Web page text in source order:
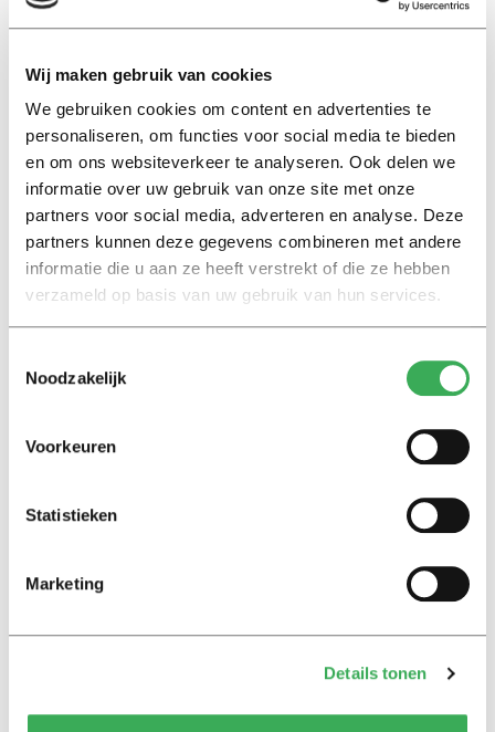
Wij maken gebruik van cookies
We gebruiken cookies om content en advertenties te
personaliseren, om functies voor social media te bieden
en om ons websiteverkeer te analyseren. Ook delen we
informatie over uw gebruik van onze site met onze
partners voor social media, adverteren en analyse. Deze
partners kunnen deze gegevens combineren met andere
informatie die u aan ze heeft verstrekt of die ze hebben
verzameld op basis van uw gebruik van hun services.
Noodzakelijk
Voorkeuren
Statistieken
Marketing
Details tonen
Lees ook
Interview
Marion Koopmans over online
bedreigingen en desinformatie:
‘Wetenschappers, kom die
Hunger Game: ‘Ik schrok, we
kregen er een paar miljoen
slaapmiddelen: zo komen
door